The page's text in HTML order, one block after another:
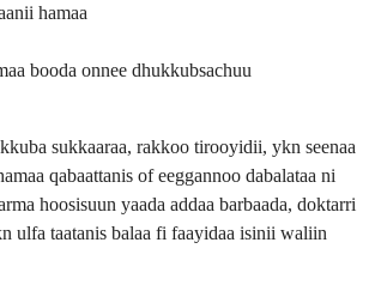
hamaa
booda onnee dhukkubsachuu
sukkaaraa, rakkoo tirooyidii, ykn seenaa
qabaattanis of eeggannoo dabalataa ni
hoosisuun yaada addaa barbaada, doktarri
ulfa taatanis balaa fi faayidaa isinii waliin